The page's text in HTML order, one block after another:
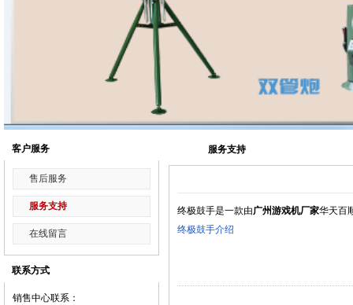
客户服务
售后服务
服务支持
在线留言
联系方式
销售中心联系：
服务支持
终极鼓手是一款由广州游戏机厂家华天百
终极鼓手介绍